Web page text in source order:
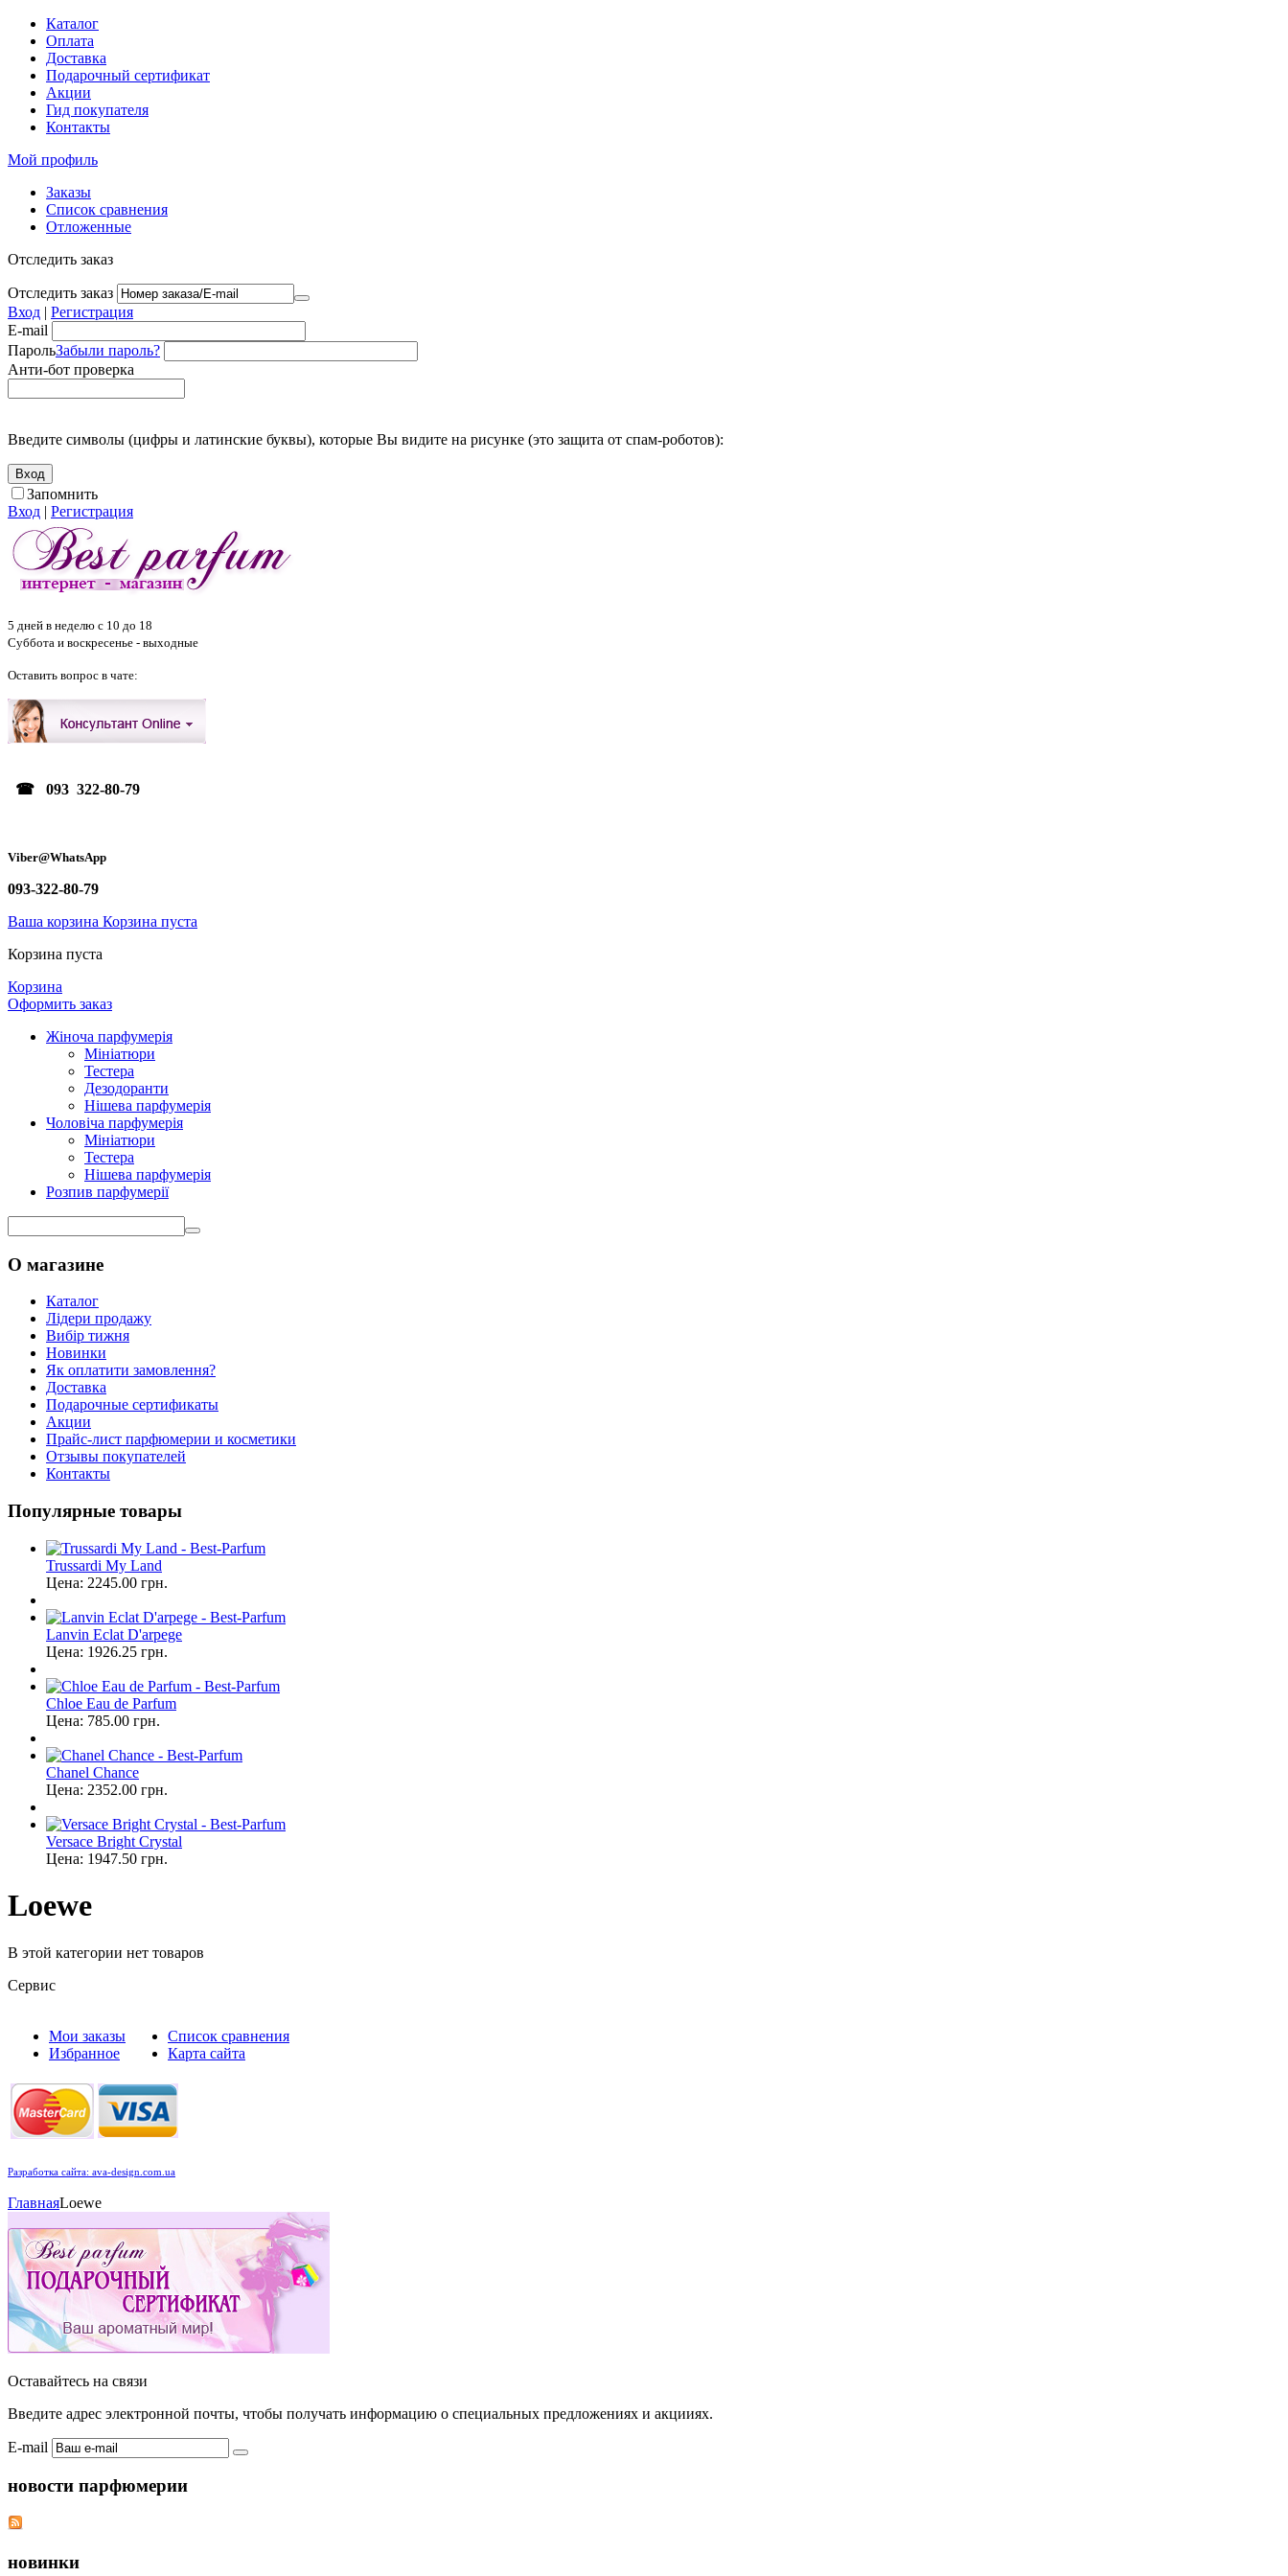
Каталог
Оплата
Доставка
Подарочный сертификат
Акции
Гид покупателя
Контакты
Мой профиль
Заказы
Список сравнения
Отложенные
Отследить заказ
Отследить заказ
Вход | Регистрация
E-mail
ПарольЗабыли пароль?
Анти-бот проверка
Введите символы (цифры и латинские буквы), которые Вы видите на рисунке (это защита от спам-роботов):
Запомнить
Вход | Регистрация
5 дней в неделю с 10 до 18
Суббота и воскресенье - выходные
Оставить вопрос в чате:
☎ 093 322-80-79
Viber@WhatsApp
093-322-80-79
Ваша корзина Корзина пуста
Корзина пуста
Корзина
Оформить заказ
Жіноча парфумерія
Мініатюри
Тестера
Дезодоранти
Нішева парфумерія
Чоловіча парфумерія
Мініатюри
Тестера
Нішева парфумерія
Розпив парфумерії
О магазине
Каталог
Лідери продажу
Вибір тижня
Новинки
Як оплатити замовлення?
Доставка
Подарочные сертификаты
Акции
Прайс-лист парфюмерии и косметики
Отзывы покупателей
Контакты
Популярные товары
Trussardi My Land
Цена: 2245.00 грн.
Lanvin Eclat D'arpege
Цена: 1926.25 грн.
Chloe Eau de Parfum
Цена: 785.00 грн.
Chanel Chance
Цена: 2352.00 грн.
Versace Bright Crystal
Цена: 1947.50 грн.
Loewe
В этой категории нет товаров
Сервис
Мои заказы
Избранное
Список сравнения
Карта сайта
Разработка сайта: ava-design.com.ua
ГлавнаяLoewe
Оставайтесь на связи
Введите адрес электронной почты, чтобы получать информацию о специальных предложениях и акцииях.
E-mail
новости парфюмерии
новинки